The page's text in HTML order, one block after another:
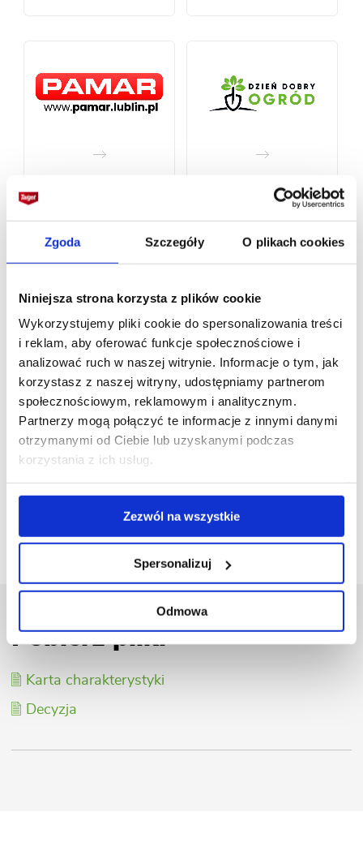
Zgoda Szczegóły O plikach cookies
Niniejsza strona korzysta z plików cookie
Wykorzystujemy pliki cookie do spersonalizowania treści
i reklam, aby oferować funkcje społecznościowe i
analizować ruch w naszej witrynie. Informacje o tym, jak
korzystasz z naszej witryny, udostępniamy partnerom
społecznościowym, reklamowym i analitycznym.
Partnerzy mogą połączyć te informacje z innymi danymi
otrzymanymi od Ciebie lub uzyskanymi podczas
korzystania z ich usług.
Zezwól na wszystkie
Spersonalizuj
Odmowa
Pokaż mapę punktów stacjonarnych
Pobierz pliki
Karta charakterystyki
Decyzja